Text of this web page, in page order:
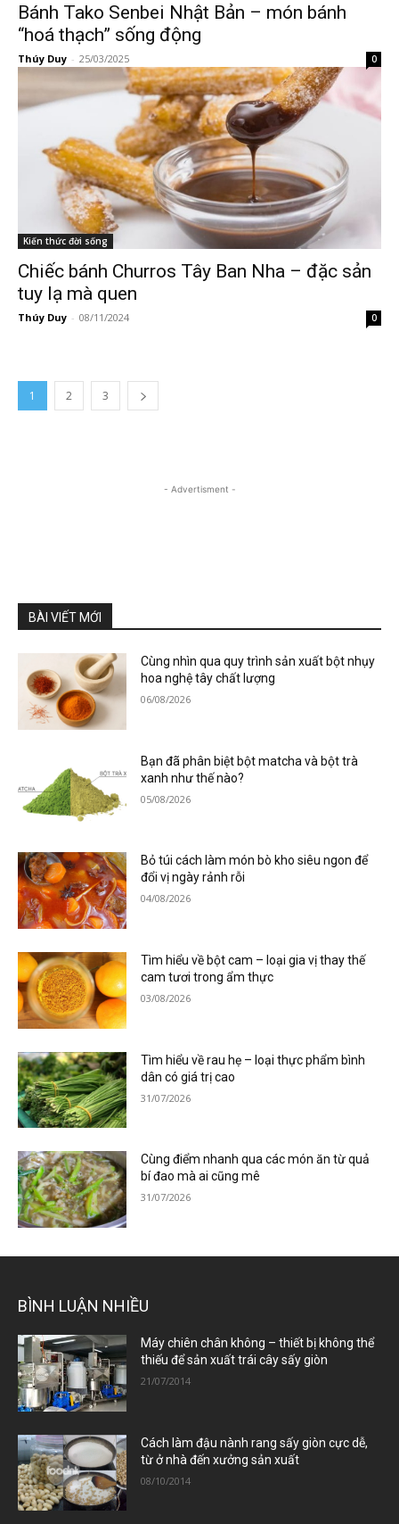
Bánh Tako Senbei Nhật Bản – món bánh
“hoá thạch” sống động
Thúy Duy - 25/03/2025 0
Kiến thức đời sống
Chiếc bánh Churros Tây Ban Nha – đặc sản
tuy lạ mà quen
Thúy Duy - 08/11/2024 0
1 2 3
- Advertisment -
BÀI VIẾT MỚI
Cùng nhìn qua quy trình sản xuất bột nhụy
hoa nghệ tây chất lượng
06/08/2026
Bạn đã phân biệt bột matcha và bột trà
xanh như thế nào?
05/08/2026
Bỏ túi cách làm món bò kho siêu ngon để
đổi vị ngày rảnh rỗi
04/08/2026
Tìm hiểu về bột cam – loại gia vị thay thế
cam tươi trong ẩm thực
03/08/2026
Tìm hiểu về rau hẹ – loại thực phẩm bình
dân có giá trị cao
31/07/2026
Cùng điểm nhanh qua các món ăn từ quả
bí đao mà ai cũng mê
31/07/2026
BÌNH LUẬN NHIỀU
Máy chiên chân không – thiết bị không thể
thiếu để sản xuất trái cây sấy giòn
21/07/2014
Cách làm đậu nành rang sấy giòn cực dễ,
từ ở nhà đến xưởng sản xuất
08/10/2014